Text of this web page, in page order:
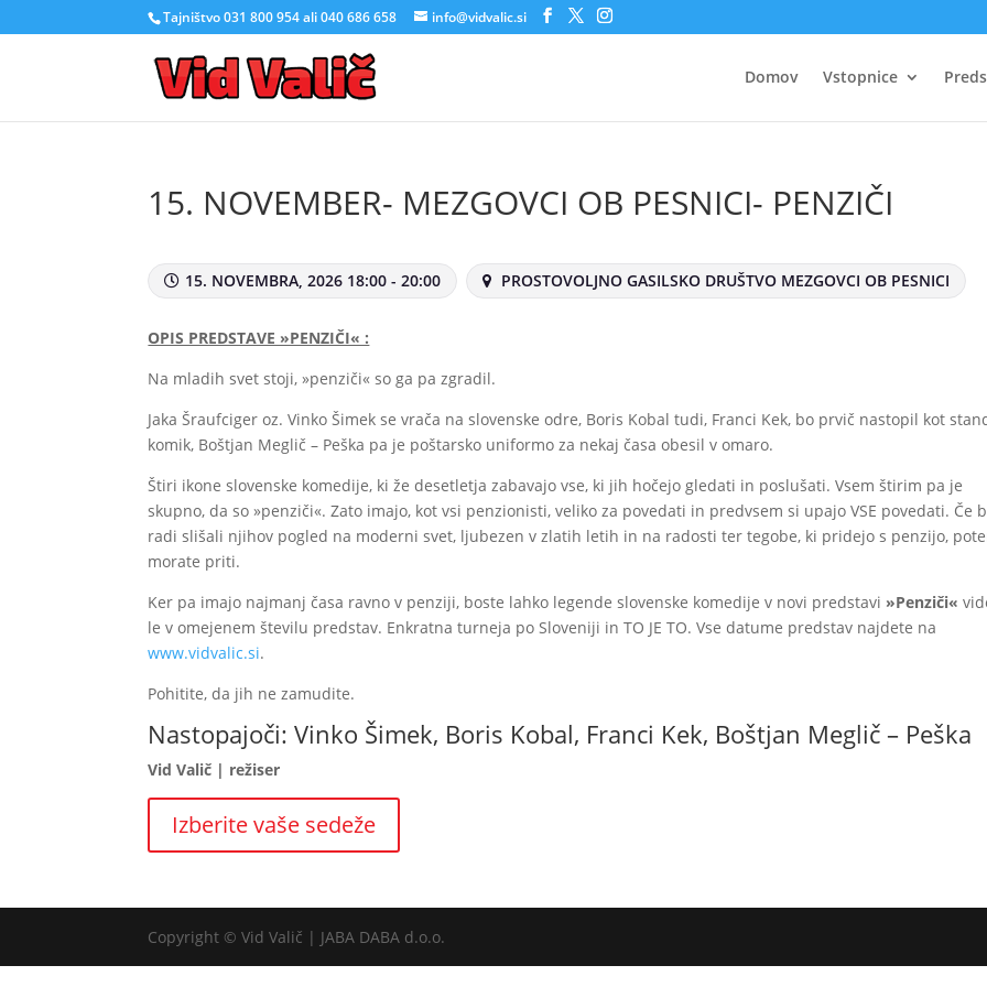
Tajništvo 031 800 954 ali 040 686 658 info@vidvalic.si
Domov Vstopnice
15. NOVEMBER- MEZGOVCI OB PESNICI- PENZIČI
15. NOVEMBRA, 2026 18:00 - 20:00 PROSTOVOLJNO GASILSKO DRUŠTVO MEZGOVCI OB PESNICI
OPIS PREDSTAVE »PENZIČI« :
Na mladih svet stoji, »penziči« so ga pa zgradil.
Jaka Šraufciger oz. Vinko Šimek se vrača na slovenske odre, Boris Kobal tudi, Franci Kek, bo prvič nastopil kot
komik, Boštjan Meglič – Peška pa je poštarsko uniformo za nekaj časa obesil v omaro.
Štiri ikone slovenske komedije, ki že desetletja zabavajo vse, ki jih hočejo gledati in poslušati. Vsem štirim pa je
skupno, da so »penziči«. Zato imajo, kot vsi penzionisti, veliko za povedati in predvsem si upajo VSE povedati. Če
radi slišali njihov pogled na moderni svet, ljubezen v zlatih letih in na radosti ter tegobe, ki pridejo s penzijo,
morate priti.
Ker pa imajo najmanj časa ravno v penziji, boste lahko legende slovenske komedije v novi predstavi »Penziči«
le v omejenem številu predstav. Enkratna turneja po Sloveniji in TO JE TO. Vse datume predstav najdete na
www.vidvalic.si.
Pohitite, da jih ne zamudite.
Nastopajoči: Vinko Šimek, Boris Kobal, Franci Kek, Boštjan Meglič – Peška
Vid Valič | režiser
Izberite vaše sedeže
Copyright © Vid Valič | JABA DABA d.o.o.